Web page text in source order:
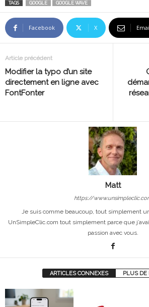
TAGS GOOGLE GOOGLE WAVE
Facebook X
Article précédent
Modifier la typo d’un site
directement en ligne avec
FontFonter
Matt
https://
Je suis comme beaucoup, tout simplement un
UnSimpleClic.com tout simplement parce que
passion avec vous.
ARTICLES CONNEXES PLUS DE